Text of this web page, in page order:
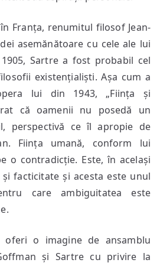
Franța, renumitul filosof Jean-
asemănătoare cu cele ale lui
Sartre a fost probabil cel
existențialiști. Așa cum a
lui din 1943, „Ființa și
că oamenii nu posedă un
perspectivă ce îl apropie de
Ființa umană, conform lui
o contradicție. Este, în același
facticitate și acesta este unul
care ambiguitatea este
oferi o imagine de ansamblu
și Sartre cu privire la